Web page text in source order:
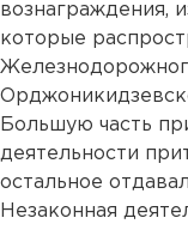
вознаграждения,
которые
Большую часть
деятельности
остальное
Незаконная